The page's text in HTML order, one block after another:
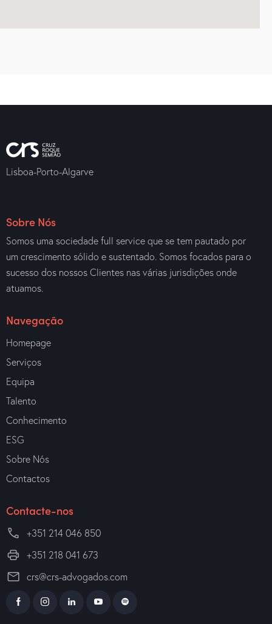
Lisboa-Porto-Algarve
Sobre Nós
Somos uma sociedade full service que se tem pautado por
um crescimento sólido e sustentado. Somos focados para o
sucesso dos nossos Clientes nas várias jurisdições onde
atuamos.
Navegação
Homepage
Serviços
Equipa
Talento
Conhecimento
ESG
Sobre Nós
Contactos
Contacte-nos
+351 214 046 850
+351 218 041 673
crs@crs-advogados.com